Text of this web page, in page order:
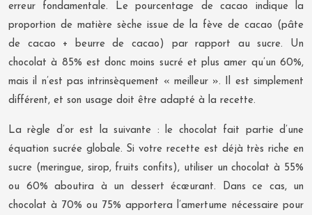
erreur fondamentale. Le pourcentage de cacao indique la
proportion de matière sèche issue de la fève de cacao (pâte
de cacao + beurre de cacao) par rapport au sucre. Un
chocolat à 85% est donc moins sucré et plus amer qu’un 60%,
mais il n’est pas intrinsèquement « meilleur ». Il est simplement
différent, et son usage doit être adapté à la recette.
La règle d’or est la suivante : le chocolat fait partie d’une
équation sucrée globale. Si votre recette est déjà très riche en
sucre (meringue, sirop, fruits confits), utiliser un chocolat à 55%
ou 60% aboutira à un dessert écœurant. Dans ce cas, un
chocolat à 70% ou 75% apportera l’amertume nécessaire pour